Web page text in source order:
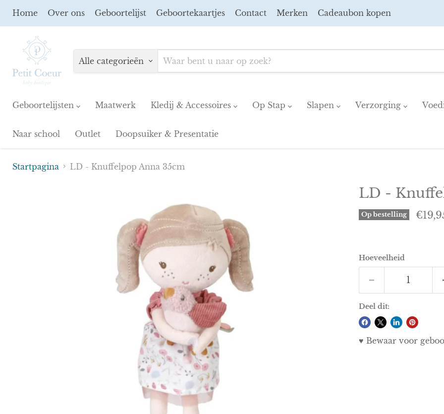
Home Over ons Geboortelijst Geboortekaartjes Contact Merken Cadeaubon kopen
Alle categorieën
Geboortelijsten Maatwerk Kledij & Accessoires Op Stap Slapen Verzorging
Naar school Outlet Doopsuiker & Presentatie
Startpagina LD - Knuffelpop Anna 35cm
LD -
Op bestelling
Hoeveelheid
Deel dit:
♥ Bewaar voor